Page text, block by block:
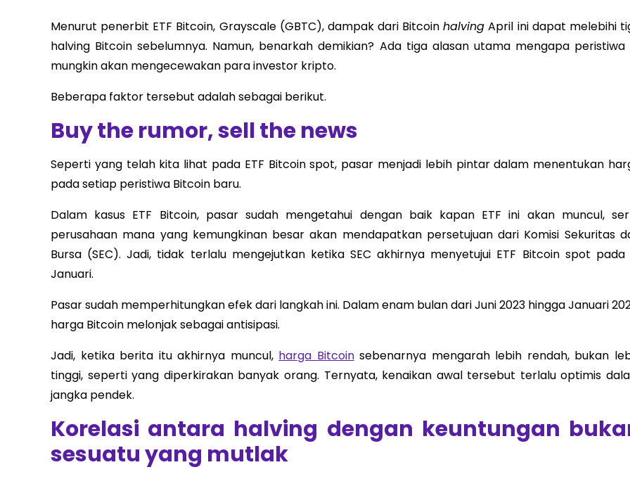
Menurut penerbit ETF Bitcoin, Grayscale (GBTC), dampak dari Bitcoinhalving April ini dapat melebihi
halving Bitcoin sebelumnya. Namun, benarkah demikian? Ada tiga alasan utama mengapa peristiwa
mungkin akan mengecewakan para investor kripto.
Beberapa faktor tersebut adalah sebagai berikut.
Buy the rumor, sell the news
Seperti yang telah kita lihat pada ETF Bitcoin spot, pasar menjadi lebih pintar dalam menentukan
pada setiap peristiwa Bitcoin baru.
Dalam kasus ETF Bitcoin, pasar sudah mengetahui dengan baik kapan ETF ini akan muncul,
perusahaan mana yang kemungkinan besar akan mendapatkan persetujuan dari Komisi Sekuritas
Bursa (SEC). Jadi, tidak terlalu mengejutkan ketika SEC akhirnya menyetujui ETF Bitcoin spot pada
Januari.
Pasar sudah memperhitungkan efek dari langkah ini. Dalam enam bulan dari Juni 2023 hingga Januari
harga Bitcoin melonjak sebagai antisipasi.
Jadi, ketika berita itu akhirnya muncul, harga Bitcoinsebenarnya mengarah lebih rendah, bukan
tinggi, seperti yang diperkirakan banyak orang. Ternyata, kenaikan awal tersebut terlalu optimis
jangka pendek.
Korelasi antara halving dengan keuntungan
sesuatu yang mutlak